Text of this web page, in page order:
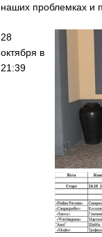
наших проблемках и
28
октября в
21:39